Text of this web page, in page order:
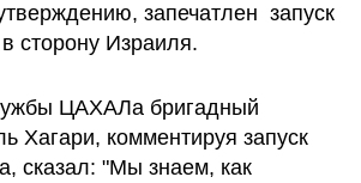
запечатлен  запуск
сторону Израиля.
ЦАХАЛа бригадный
Хагари, комментируя запуск
сказал: "Мы знаем, как